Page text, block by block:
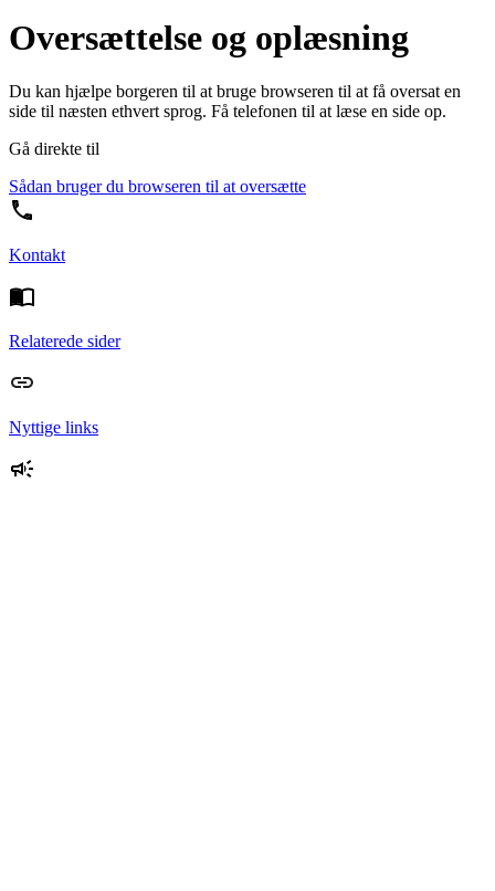
Oversættelse og oplæsning
Du kan hjælpe borgeren til at bruge browseren til at få oversat en
side til næsten ethvert sprog. Få telefonen til at læse en side op.
Gå direkte til
Sådan bruger du browseren til at oversætte
Kontakt
Relaterede sider
Nyttige links